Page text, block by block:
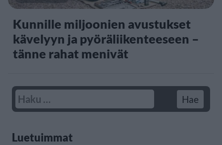
Kunnille miljoonien avustukset
kävelyyn ja pyöräliikenteeseen –
tänne rahat menivät
Luetuimmat